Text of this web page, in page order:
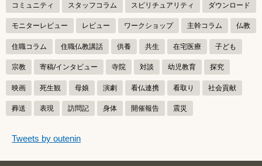
コミュニティ スタッフコラム スピリチュアリティ ダウンロード
モニターレビュー レビュー ワークショップ 主幹コラム 仏教
住職コラム 住職仏教講話 供養 共生 在宅医療 子ども
宗教 寄稿/インタビュー 寺院 対談 幼児教育 探究
映画 死生観 母娘 演劇 看仏連携 看取り 社会貢献
葬送 表現 訪問記 身体 開催報告 震災
つぶやきをスキップする
Tweets by outenin